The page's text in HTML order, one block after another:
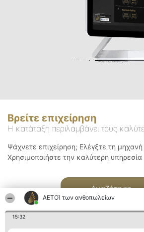
ΑΕΤΟΊ των ανθοπωλείων
15:32
Βρείτε επιχείρηση
Η κατάταξη περιλαμβάνει τους
Ψάχνετε επιχείρηση; Ελέγξτε τη
Χρησιμοποιήστε την καλύτερη υπηρεσία
Αναζήτηση